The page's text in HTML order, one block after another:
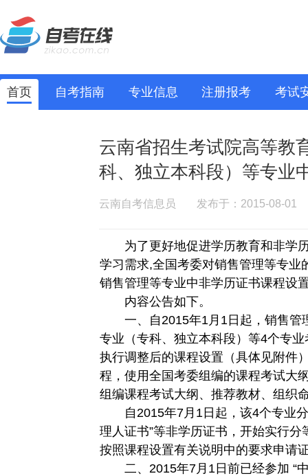
首页 自考指南 专业信息 注册报考 考试
云南省招生考试院高等教
科、独立本科段）等专业
云南自考信息员 发布于：2015-08-01
为了更好地促进学历教育和非学历
学习需求,全国考委对销售管理等专
销售管理等专业中非学历证书课程设
内容公告如下。
一、自2015年1月1日起，销售管
专业（专科、独立本科段）等4个专
执行调整后的课程设置（具体见附件
程，使用全国考委组编的课程考试大
组编课程考试大纲、推荐教材、组织
自2015年7月1日起，该4个专业分
理人证书”等非学历证书，开始实行
按照课程设置有关说明中的要求申请
二、2015年7月1日前已经参加 “中